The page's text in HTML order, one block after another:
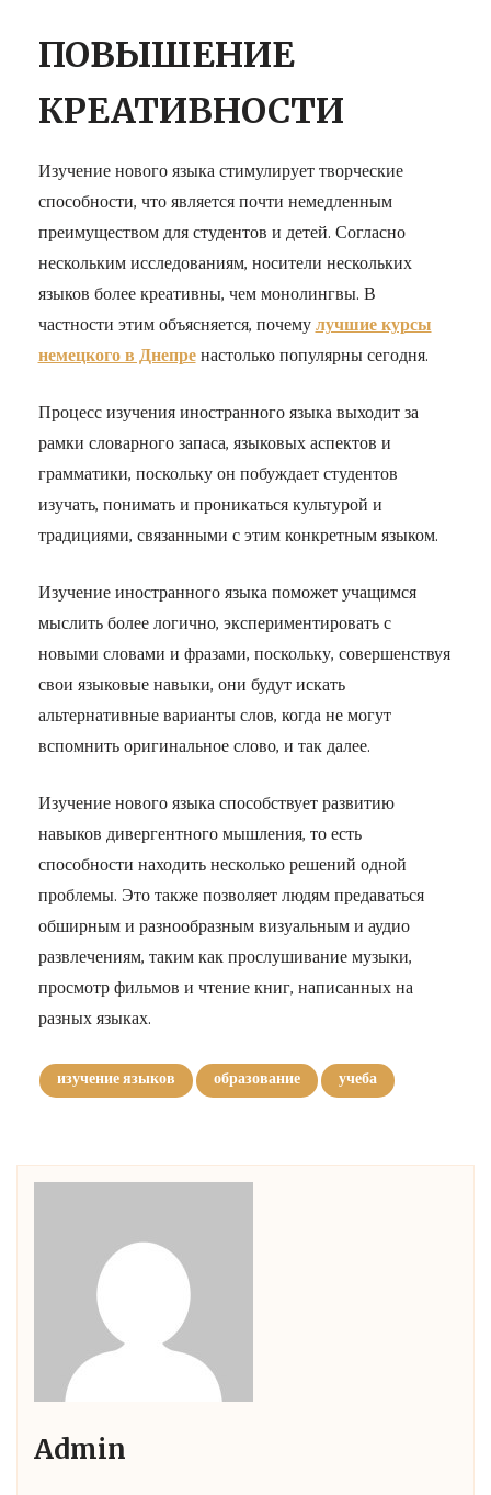
ПОВЫШЕНИЕ
КРЕАТИВНОСТИ
Изучение нового языка стимулирует творческие
способности, что является почти немедленным
преимуществом для студентов и детей. Согласно
нескольким исследованиям, носители нескольких
языков более креативны, чем монолингвы. В
частности этим объясняется, почемулучшие курсы
немецкого в Днепренастолько популярны сегодня.
Процесс изучения иностранного языка выходит за
рамки словарного запаса, языковых аспектов и
грамматики, поскольку он побуждает студентов
изучать, понимать и проникаться культурой и
традициями, связанными с этим конкретным языком.
Изучение иностранного языка поможет учащимся
мыслить более логично, экспериментировать с
новыми словами и фразами, поскольку, совершенствуя
свои языковые навыки, они будут искать
альтернативные варианты слов, когда не могут
вспомнить оригинальное слово, и так далее.
Изучение нового языка способствует развитию
навыков дивергентного мышления, то есть
способности находить несколько решений одной
проблемы. Это также позволяет людям предаваться
обширным и разнообразным визуальным и аудио
развлечениям, таким как прослушивание музыки,
просмотр фильмов и чтение книг, написанных на
разных языках.
изучение языков образование учеба
Admin